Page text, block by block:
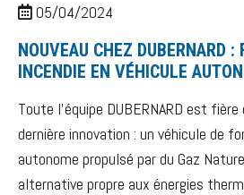
05/04/2024
NOUVEAU CHEZ DUBERNARD :
INCENDIE EN VÉHICULE
Toute l’équipe DUBERNARD est
dernière innovation : un véhicule de
autonome propulsé par du Gaz
alternative propre aux énergies